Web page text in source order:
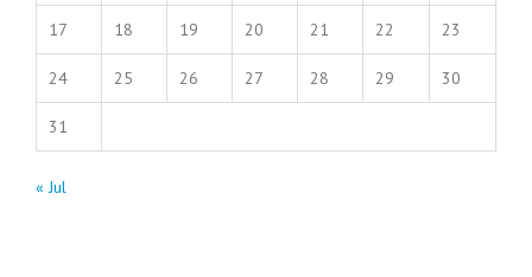
17 18 19 20 21 22 23
24 25 26 27 28 29 30
31
« Jul